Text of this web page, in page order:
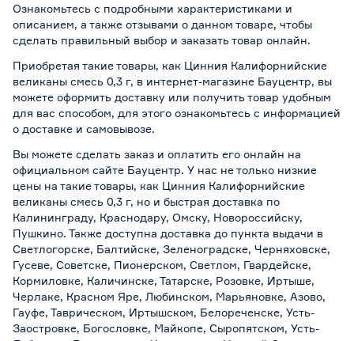
Ознакомьтесь с подробными характеристиками и
описанием, а также отзывами о данном товаре, чтобы
сделать правильный выбор и заказать товар онлайн.
Приобретая такие товары, как Цинния Калифорнийские
великаны смесь 0,3 г, в интернет-магазине Бауцентр, вы
можете оформить доставку или получить товар удобным
для вас способом, для этого ознакомьтесь с информацией
о доставке и самовывозе.
Вы можете сделать заказ и оплатить его онлайн на
официальном сайте Бауцентр. У нас не только низкие
цены на такие товары, как Цинния Калифорнийские
великаны смесь 0,3 г, но и быстрая доставка по
Калининграду, Краснодару, Омску, Новороссийску,
Пушкино. Также доступна доставка до пункта выдачи в
Светлогорске, Балтийске, Зеленоградске, Черняховске,
Гусеве, Советске, Пионерском, Светлом, Гвардейске,
Кормиловке, Каличинске, Татарске, Розовке, Иртыше,
Черлаке, Красном Яре, Любинском, Марьяновке, Азово,
Гауфе, Таврическом, Иртышском, Белореченске, Усть-
Заостровке, Богословке, Майкопе, Сыропятском, Усть-